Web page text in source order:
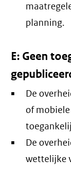
planning.
E: Geen
De
of
De
wettelijke